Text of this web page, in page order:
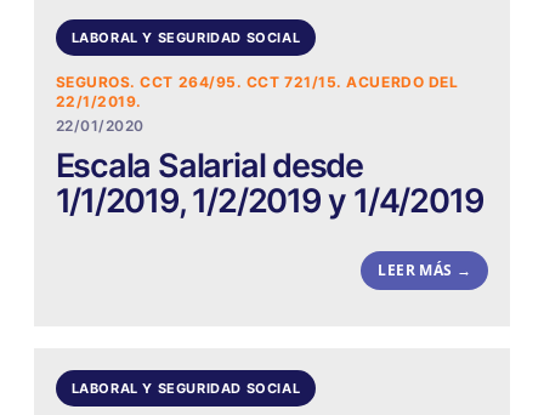
LABORAL Y SEGURIDAD SOCIAL
SEGUROS. CCT 264/95. CCT 721/15. ACUERDO DEL
22/1/2019.
22/01/2020
Escala Salarial desde
1/1/2019, 1/2/2019 y 1/4/2019
LEER MÁS →
LABORAL Y SEGURIDAD SOCIAL